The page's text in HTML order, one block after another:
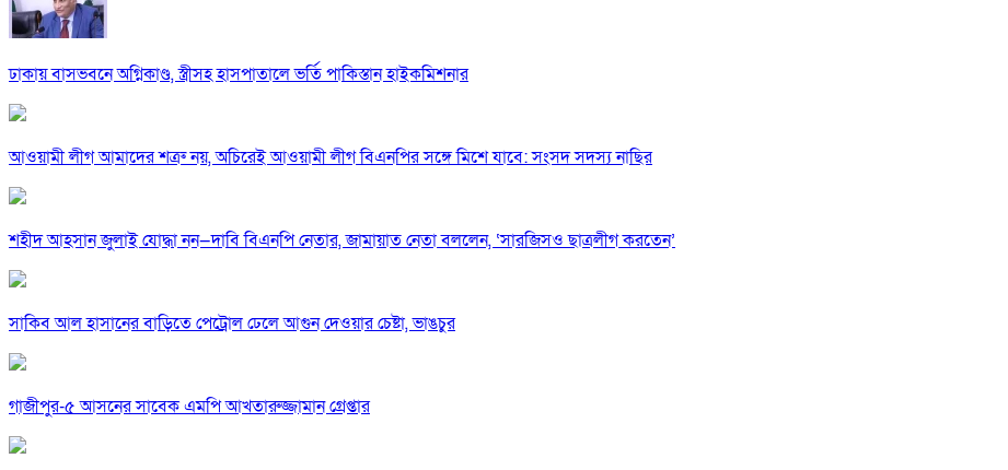
ঢাকায় বাসভবনে অগ্নিকাণ্ড, স্ত্রীসহ হাসপাতালে ভর্তি পাকিস্তান হাইকমিশনার
আওয়ামী লীগ আমাদের শত্রু নয়, অচিরেই আওয়ামী লীগ বিএনপির সঙ্গে মিশে যাবে: সংসদ সদস্য নাছির
শহীদ আহসান জুলাই যোদ্ধা নন—দাবি বিএনপি নেতার, জামায়াত নেতা বললেন, ‘সারজিসও ছাত্রলীগ করতেন’
সাকিব আল হাসানের বাড়িতে পেট্রোল ঢেলে আগুন দেওয়ার চেষ্টা, ভাঙচুর
গাজীপুর-৫ আসনের সাবেক এমপি আখতারুজ্জামান গ্রেপ্তার